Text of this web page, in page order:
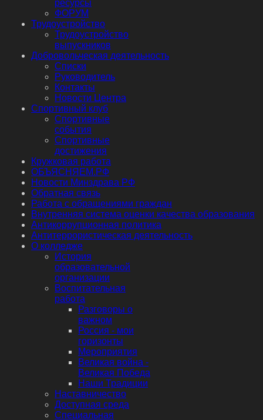
ресурсы
ФОРУМ
Трудоустройство
Трудоустройство
выпускников
Добровольческая деятельность
Списки
Руководитель
Контакты
Новости Центра
Спортивный клуб
Спортивные
события
Спортивные
достижения
Кружковая работа
ОБЪЯСНЯЕМ.РФ
Новости Минздрава РФ
Обратная связь
Работа с обращениями граждан
Внутренняя система оценки качества образования
Антикоррупционная политика
Антитеррористическая деятельность
О колледже
История
образовательной
организации
Воспитательная
работа
Разговоры о
важном
Россия - мои
горизонты
Мероприятия
Великая война -
Великая Победа
Наши Традиции
Наставничество
Доступная среда
Специальная